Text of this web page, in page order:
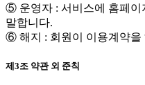
⑤ 운영자 : 서비스에 홈페이
말합니다.
⑥ 해지 : 회원이 이용계약을
제3조 약관 외 준칙